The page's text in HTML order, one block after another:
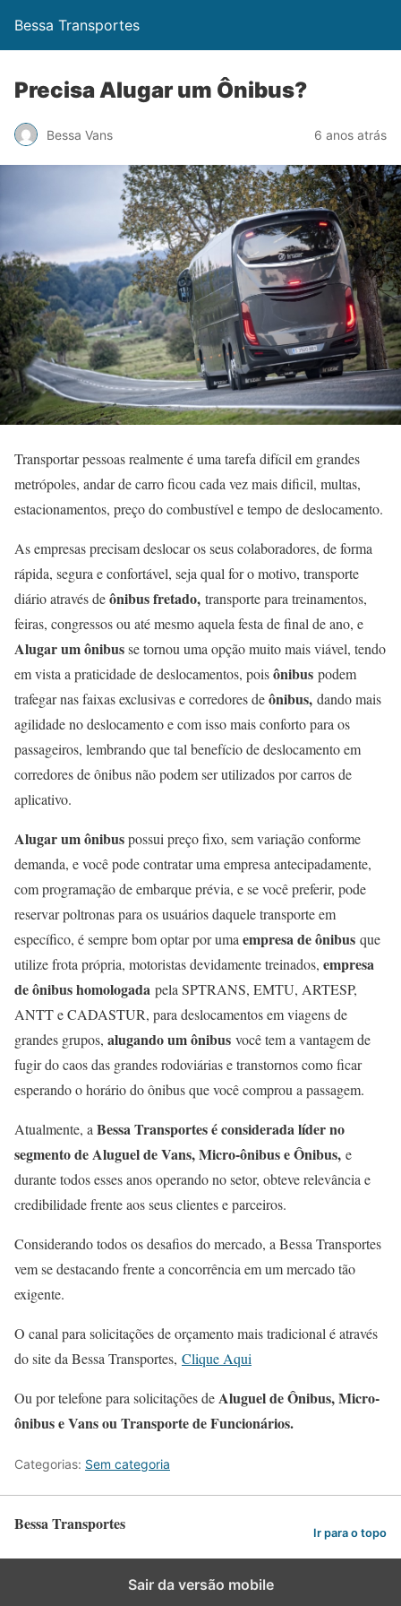
Bessa Transportes
Precisa Alugar um Ônibus?
Bessa Vans 6 anos atrás
Transportar pessoas realmente é uma tarefa difícil em grandes
metrópoles, andar de carro ficou cada vez mais dificil, multas,
estacionamentos, preço do combustível e tempo de deslocamento.
As empresas precisam deslocar os seus colaboradores, de forma
rápida, segura e confortável, seja qual for o motivo, transporte
diário através deônibus fretado, transporte para treinamentos,
feiras, congressos ou até mesmo aquela festa de final de ano, e
Alugar um ônibusse tornou uma opção muito mais viável, tendo
em vista a praticidade de deslocamentos, poisônibus podem
trafegar nas faixas exclusivas e corredores deônibus, dando mais
agilidade no deslocamento e com isso mais conforto para os
passageiros, lembrando que tal benefício de deslocamento em
corredores de ônibus não podem ser utilizados por carros de
aplicativo.
Alugar um ônibuspossui preço fixo, sem variação conforme
demanda, e você pode contratar uma empresa antecipadamente,
com programação de embarque prévia, e se você preferir, pode
reservar poltronas para os usuários daquele transporte em
específico, é sempre bom optar por uma empresa de ônibus que
utilize frota própria, motoristas devidamente treinados, empresa
de ônibus homologada pela SPTRANS, EMTU, ARTESP,
ANTT e CADASTUR, para deslocamentos em viagens de
grandes grupos, alugando um ônibus você tem a vantagem de
fugir do caos das grandes rodoviárias e transtornos como ficar
esperando o horário do ônibus que você comprou a passagem.
Atualmente, a Bessa Transportes é considerada líder no
segmento de Aluguel de Vans, Micro-ônibus e Ônibus, e
durante todos esses anos operando no setor, obteve relevância e
credibilidade frente aos seus clientes e parceiros.
Considerando todos os desafios do mercado, a Bessa Transportes
vem se destacando frente a concorrência em um mercado tão
exigente.
O canal para solicitações de orçamento mais tradicional é através
do site da Bessa Transportes, Clique Aqui
Ou por telefone para solicitações deAluguel de Ônibus, Micro-
ônibus e Vans ou Transporte de Funcionários.
Categorias: Sem categoria
Bessa Transportes Ir para o topo
Sair da versão mobile